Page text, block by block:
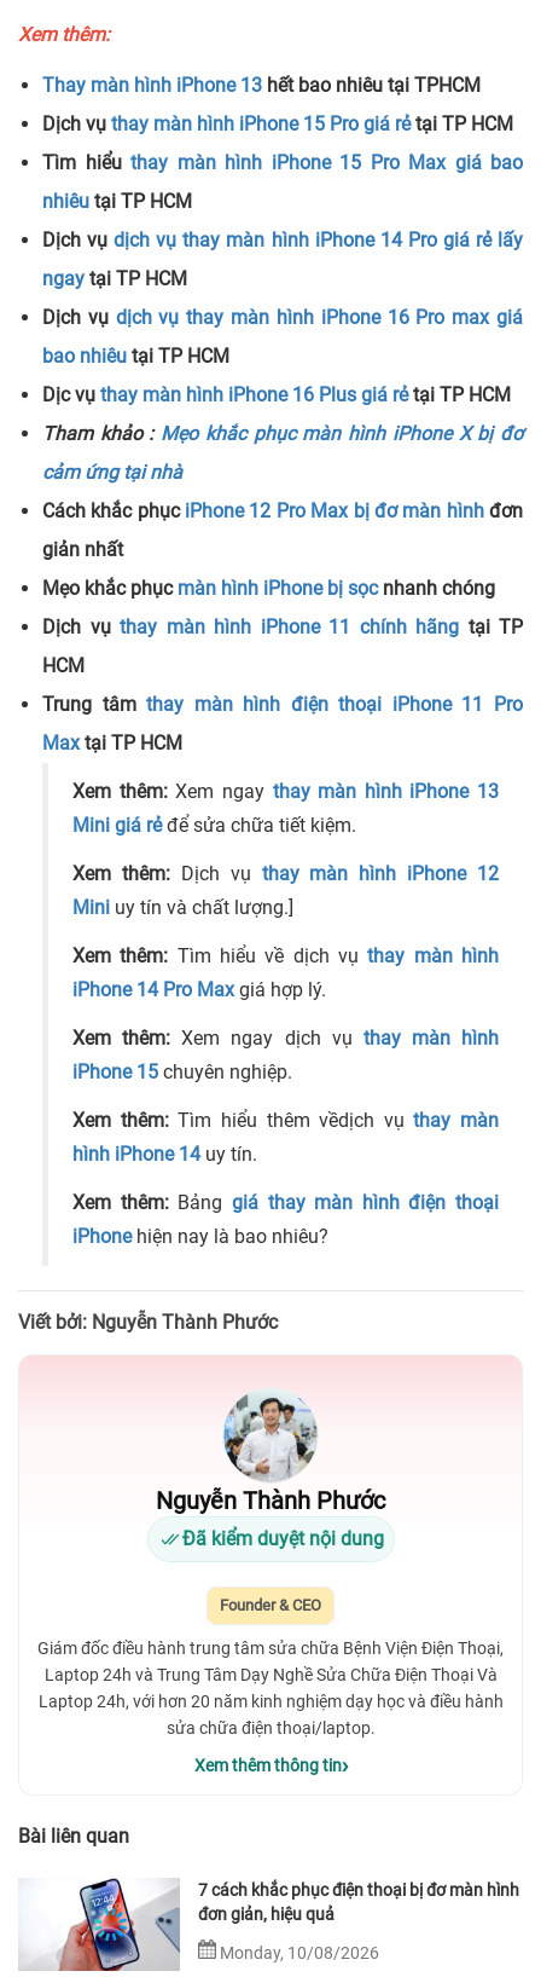
Xem thêm:
Thay màn hình iPhone 13 hết bao nhiêu tại TPHCM
Dịch vụ thay màn hình iPhone 15 Pro giá rẻtại TP HCM
Tìm hiểu thay màn hình iPhone 15 Pro Max giá bao
nhiêu tại TP HCM
Dịch vụdịch vụ thay màn hình iPhone 14 Pro giá rẻ lấy
ngay tại TP HCM
Dịch vụ dịch vụ thay màn hình iPhone 16 Pro max giá
bao nhiêu tại TP HCM
Dịc vụ thay màn hình iPhone 16 Plus giá rẻtại TP HCM
Tham khảo : Mẹo khắc phục màn hình iPhone X bị đơ
cảm ứng tại nhà
Cách khắc phục iPhone 12 Pro Max bị đơ màn hìnhđơn
giản nhất
Mẹo khắc phục màn hình iPhone bị sọcnhanh chóng
Dịch vụ thay màn hình iPhone 11 chính hãng tại TP
HCM
Trung tâmthay màn hình điện thoại iPhone 11 Pro
Maxtại TP HCM
Xem thêm:Xem ngay thay màn hình iPhone 13
Mini giá rẻđể sửa chữa tiết kiệm.
Xem thêm:Dịch vụ thay màn hình iPhone 12
Mini uy tín và chất lượng.]
Xem thêm: Tìm hiểu về dịch vụthay màn hình
iPhone 14 Pro Maxgiá hợp lý.
Xem thêm: Xem ngay dịch vụ thay màn hình
iPhone 15 chuyên nghiệp.
Xem thêm:Tìm hiểu thêm vềdịch vụthay màn
hình iPhone 14uy tín.
Xem thêm:Bảng giá thay màn hình điện thoại
iPhonehiện nay là bao nhiêu?
Viết bởi: Nguyễn Thành Phước
Nguyễn Thành Phước
Đã kiểm duyệt nội dung
Founder & CEO
Giám đốc điều hành trung tâm sửa chữa Bệnh Viện Điện Thoại,
Laptop 24h và Trung Tâm Dạy Nghề Sửa Chữa Điện Thoại Và
Laptop 24h, với hơn 20 năm kinh nghiệm dạy học và điều hành
sửa chữa điện thoại/laptop.
Xem thêm thông tin
Bài liên quan
7 cách khắc phục điện thoại bị đơ màn hình
đơn giản, hiệu quả
Monday, 10/08/2026